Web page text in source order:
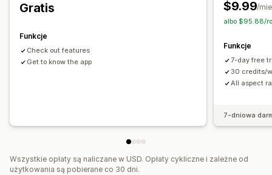
Gratis
Funkcje
Check out features
Get to know the app
$9.99/
albo $95.88/
Funkcje
7-day free
30 credits/
All aspect
7-dniowa
Wszystkie opłaty są naliczane w USD. Opłaty cykliczne i zależne od
użytkowania są pobierane co 30 dni.